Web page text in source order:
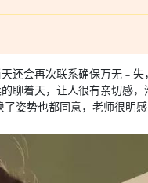
还会再次联系确保万无﹣
聊着天，让人很有亲切感
姿势也都同意，老师很明